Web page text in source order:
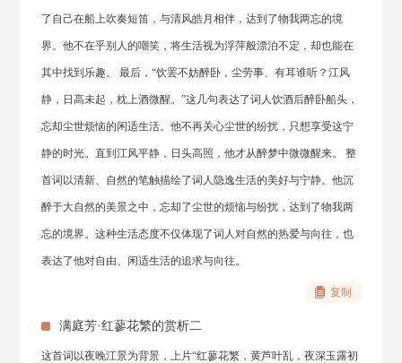
了自己在船上吹奏短笛，与清风皓月相伴，达到了物我两忘的境
界。他不在乎别人的嘲笑，将生活视为浮萍般漂泊不定，却也能在
其中找到乐趣。 最后，“饮罢不妨醉卧，尘劳事、有耳谁听？江风
静，日高未起，枕上酒微醒。”这几句表达了词人饮酒后醉卧船头，
忘却尘世烦恼的闲适生活。他不再关心尘世的纷扰，只想享受这宁
静的时光。直到江风平静，日头高照，他才从醉梦中微微醒来。 整
首词以清新、自然的笔触描绘了词人隐逸生活的美好与宁静。他沉
醉于大自然的美景之中，忘却了尘世的烦恼与纷扰，达到了物我两
忘的境界。这种生活态度不仅体现了词人对自然的热爱与向往，也
表达了他对自由、闲适生活的追求与向往。
复制
满庭芳·红蓼花繁的赏析二
这首词以夜晚江景为背景，上片“红蓼花繁，黄芦叶乱，夜深玉露初